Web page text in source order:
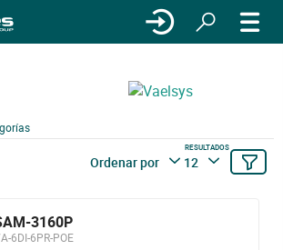
Ordenar por
RESULTADOS
12
3160P
6DI-6PR-POE